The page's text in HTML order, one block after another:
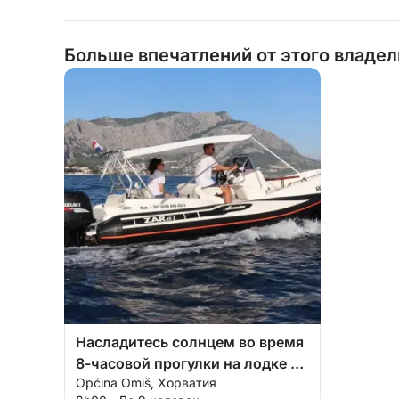
Больше впечатлений от этого
Насладитесь солнцем во время
8-часовой прогулки на лодке в
Омише.
Općina Omiš, Хорватия